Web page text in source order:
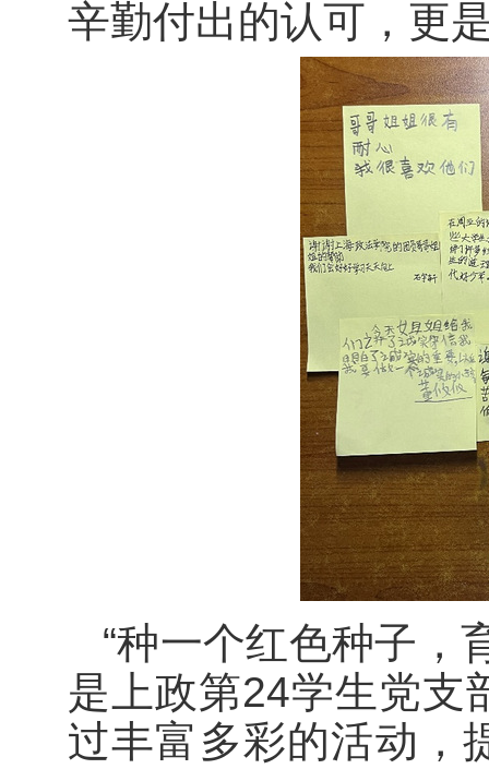
辛勤付出的认可，更
“种一个红色种子，
是上政第24学生党支
过丰富多彩的活动，